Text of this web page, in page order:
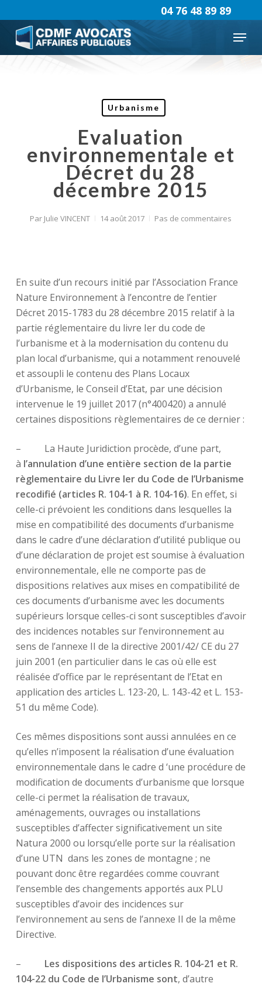
to
main
content
Menu
04 76 48 89 89
Urbanisme
Evaluation
environnementale et
Décret du 28
décembre 2015
Par Julie VINCENT 14 août 2017 Pas de commentaires
En suite d’un recours initié par l’Association France
Nature Environnement à l’encontre de l’entier
Décret 2015-1783 du 28 décembre 2015 relatif à la
partie réglementaire du livre Ier du code de
l’urbanisme et à la modernisation du contenu du
plan local d’urbanisme, qui a notamment renouvelé
et assoupli le contenu des Plans Locaux
d’Urbanisme, le Conseil d’Etat, par une décision
intervenue le 19 juillet 2017 (n°400420) a annulé
certaines dispositions règlementaires de ce dernier :
– La Haute Juridiction procède, d’une part,
à l’annulation d’une entière section de la partie
règlementaire du Livre Ier du Code de l’Urbanisme
recodifié (articles R. 104-1 à R. 104-16). En effet, si
celle-ci prévoient les conditions dans lesquelles la
mise en compatibilité des documents d’urbanisme
dans le cadre d’une déclaration d’utilité publique ou
d’une déclaration de projet est soumise à évaluation
environnementale, elle ne comporte pas de
dispositions relatives aux mises en compatibilité de
ces documents d’urbanisme avec les documents
supérieurs lorsque celles-ci sont susceptibles d’avoir
des incidences notables sur l’environnement au
sens de l’annexe II de la directive 2001/42/ CE du 27
juin 2001 (en particulier dans le cas où elle est
réalisée d’office par le représentant de l’Etat en
application des articles L. 123-20, L. 143-42 et L. 153-
51 du même Code).
Ces mêmes dispositions sont aussi annulées en ce
qu’elles n’imposent la réalisation d’une évaluation
environnementale dans le cadre d ‘une procédure de
modification de documents d’urbanisme que lorsque
celle-ci permet la réalisation de travaux,
aménagements, ouvrages ou installations
susceptibles d’affecter significativement un site
Natura 2000 ou lorsqu’elle porte sur la réalisation
d’une UTN dans les zones de montagne ; ne
pouvant donc être regardées comme couvrant
l’ensemble des changements apportés aux PLU
susceptibles d’avoir des incidences sur
l’environnement au sens de l’annexe II de la même
Directive.
– Les dispositions des articles R. 104-21 et R.
104-22 du Code de l’Urbanisme sont, d’autre